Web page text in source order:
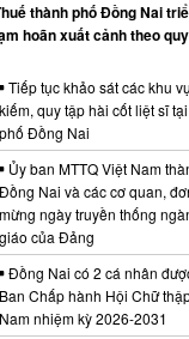
thành phố Đồng Nai
hoãn xuất cảnh theo
Tiếp tục khảo sát các khu
kiếm, quy tập hài cốt liệt sĩ
phố Đồng Nai
Ủy ban MTTQ Việt Nam
Đồng Nai và các cơ quan,
mừng ngày truyền thống
giáo của Đảng
Đồng Nai có 2 cá nhân
Ban Chấp hành Hội Chữ
Nam nhiệm kỳ 2026-2031